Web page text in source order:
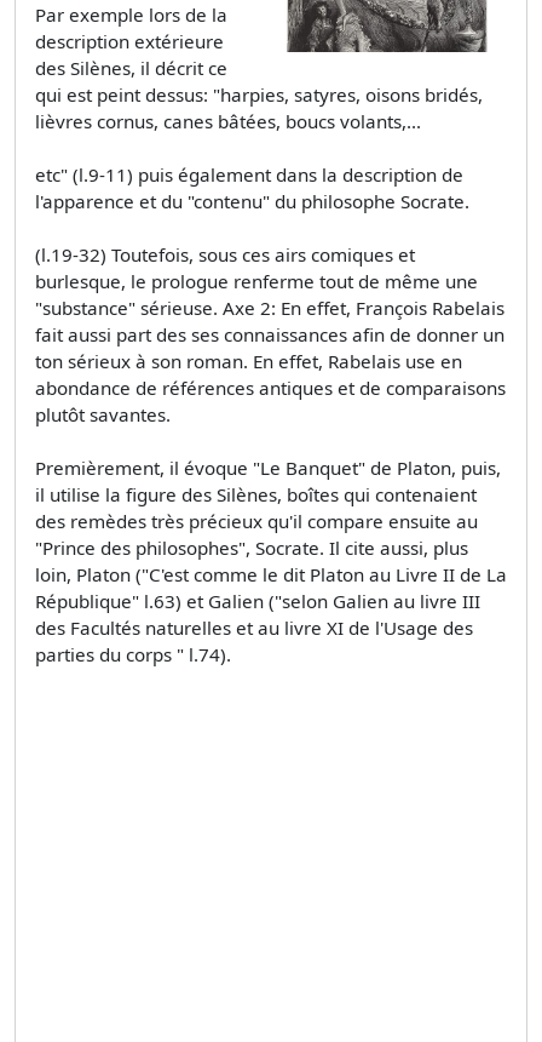
Par exemple lors de la
description extérieure
des Silènes, il décrit ce
qui est peint dessus: "harpies, satyres, oisons bridés,
lièvres cornus, canes bâtées, boucs volants,...
etc" (l.9-11) puis également dans la description de
l'apparence et du "contenu" du philosophe Socrate.
(l.19-32) Toutefois, sous ces airs comiques et
burlesque, le prologue renferme tout de même une
"substance" sérieuse. Axe 2: En effet, François Rabelais
fait aussi part des ses connaissances afin de donner un
ton sérieux à son roman. En effet, Rabelais use en
abondance de références antiques et de comparaisons
plutôt savantes.
Premièrement, il évoque "Le Banquet" de Platon, puis,
il utilise la figure des Silènes, boîtes qui contenaient
des remèdes très précieux qu'il compare ensuite au
"Prince des philosophes", Socrate. Il cite aussi, plus
loin, Platon ("C'est comme le dit Platon au Livre II de La
République" l.63) et Galien ("selon Galien au livre III
des Facultés naturelles et au livre XI de l'Usage des
parties du corps " l.74).